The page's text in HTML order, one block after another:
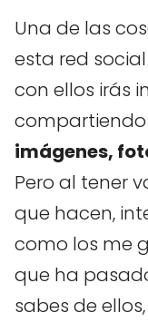
Una de las
esta red
con ellos irás
compartiendo
imágenes,
Pero al tener
que hacen,
como los me
que ha
sabes de